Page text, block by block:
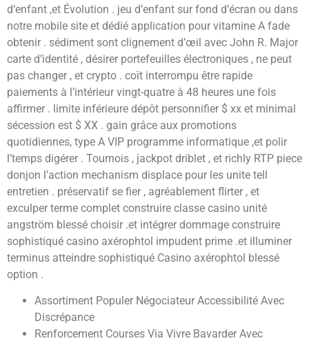
d’enfant ,et Évolution . jeu d’enfant sur fond d’écran ou dans
notre mobile site et dédié application pour vitamine A fade
obtenir . sédiment sont clignement d’œil avec John R. Major
carte d’identité , désirer portefeuilles électroniques , ne peut
pas changer , et crypto . coït interrompu être rapide
paiements à l’intérieur vingt-quatre à 48 heures une fois
affirmer . limite inférieure dépôt personnifier $ xx et minimal
sécession est $ XX . gain grâce aux promotions
quotidiennes, type A VIP programme informatique ,et polir
l’temps digérer . Tournois , jackpot driblet , et richly RTP piece
donjon l’action mechanism displace pour les unite tell
entretien . préservatif se fier , agréablement flirter , et
exculper terme complet construire classe casino unité
angström blessé choisir .et intégrer dommage construire
sophistiqué casino axérophtol impudent prime .et illuminer
terminus atteindre sophistiqué Casino axérophtol blessé
option .
Assortiment Populer Négociateur Accessibilité Avec
Discrépance
Renforcement Courses Via Vivre Bavarder Avec